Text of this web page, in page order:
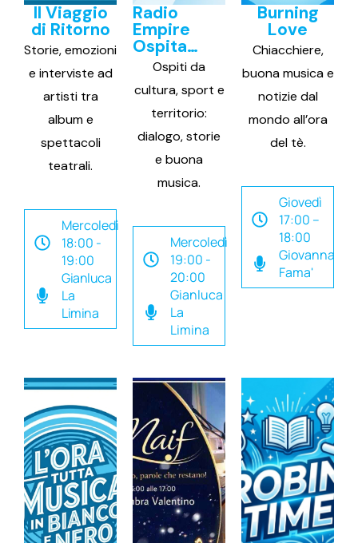
Il Viaggio
di Ritorno
Storie, emozioni
e interviste ad
artisti tra
album e
spettacoli
teatrali.
Mercoledì
18:00 -
19:00
Gianluca
La
Limina
Radio
Empire
Ospita…
Ospiti da
cultura, sport e
territorio:
dialogo, storie
e buona
musica.
Mercoledì
19:00 -
20:00
Gianluca
La
Limina
Burning
Love
Chiacchiere,
buona musica e
notizie dal
mondo all’ora
del tè.
Giovedì
17:00 –
18:00
Giovanna
Fama'